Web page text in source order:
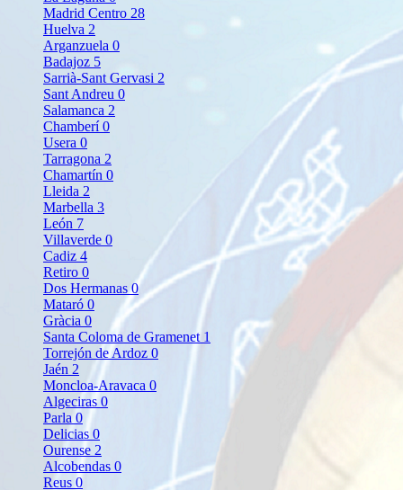
Madrid Centro 28
Huelva 2
Arganzuela 0
Badajoz 5
Sarrià-Sant Gervasi 2
Sant Andreu 0
Salamanca 2
Chamberí0
Usera 0
Tarragona 2
Chamartín 0
Lleida 2
Marbella 3
León 7
Villaverde 0
Cadiz 4
Retiro 0
Dos Hermanas0
Mataró 0
Gràcia 0
Santa Coloma de Gramenet 1
Torrejón de Ardoz 0
Jaén 2
Moncloa-Aravaca 0
Algeciras 0
Parla 0
Delicias 0
Ourense 2
Alcobendas 0
Reus 0